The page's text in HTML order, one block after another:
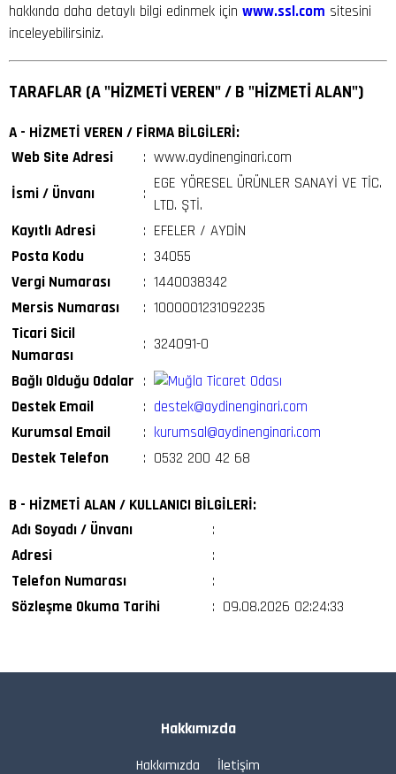
hakkında daha detaylı bilgi edinmek için www.ssl.com sitesini
inceleyebilirsiniz.
TARAFLAR (A "HİZMETİ VEREN" / B "HİZMETİ ALAN")
A - HİZMETİ VEREN / FİRMA BİLGİLERİ:
Web Site Adresi
: www.aydinenginari.com
İsmi / Ünvanı
:
EGE YÖRESEL ÜRÜNLER SANAYİ VE TİC.
LTD. ŞTİ.
Kayıtlı Adresi
: EFELER / AYDİN
Posta Kodu
: 34055
Vergi Numarası
: 1440038342
Mersis Numarası
: 1000001231092235
Ticari Sicil
Numarası
: 324091-0
Bağlı Olduğu Odalar :
Destek Email
: destek@aydinenginari.com
Kurumsal Email
: kurumsal@aydinenginari.com
Destek Telefon
: 0532 200 42 68
B - HİZMETİ ALAN / KULLANICI BİLGİLERİ:
Adı Soyadı / Ünvanı
:
Adresi
:
Telefon Numarası
:
Sözleşme Okuma Tarihi
: 09.08.2026 02:24:33
Hakkımızda
Hakkımızda İletişim